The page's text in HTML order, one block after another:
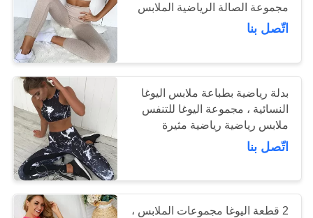
الدعائم اليوغا
الأربطة المطاطية
للياقة البدنية
15
مجموعة الصالة الرياضية الملابس
مجموعة اليوغا الرياضية
اتّصل بنا
بدلة رياضية بطباعة ملابس اليوغا
النسائية ، مجموعة اليوغا للتنفس
ملابس رياضية رياضية مثيرة
للسيدات
اتّصل بنا
2 قطعة اليوغا مجموعات الملابس ،